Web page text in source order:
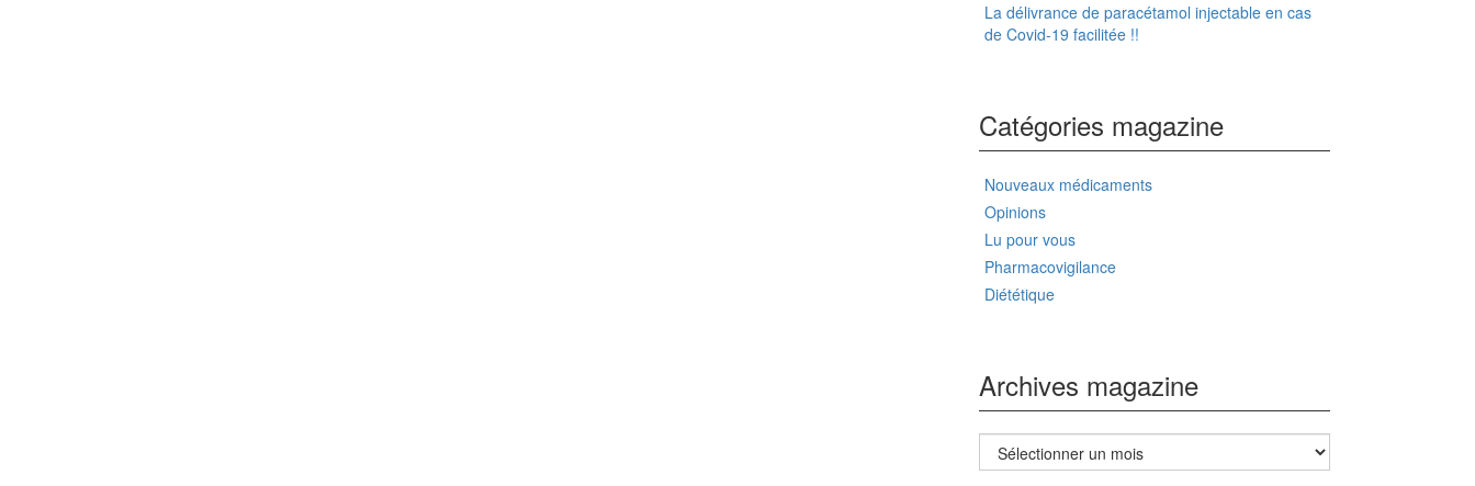
La délivrance de paracétamol injectable en cas
de Covid-19 facilitée !!
Catégories magazine
Nouveaux médicaments
Opinions
Lu pour vous
Pharmacovigilance
Diététique
Archives magazine
Archives
magazine